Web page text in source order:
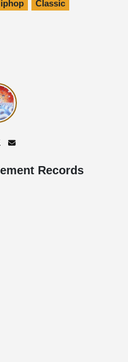
Classic
Records